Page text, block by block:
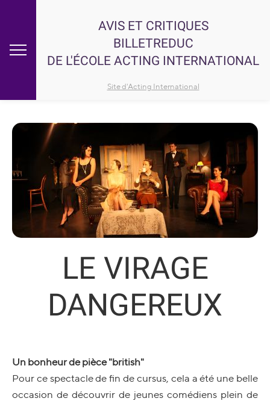
AVIS ET CRITIQUES
BILLETREDUC
DE L'ÉCOLE ACTING INTERNATIONAL
Site d'Acting International
LE VIRAGE
DANGEREUX
Un bonheur de pièce "british"
Pour ce spectacle de fin de cursus, cela a été une belle
occasion de découvrir de jeunes comédiens plein de